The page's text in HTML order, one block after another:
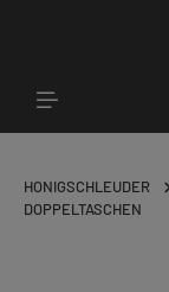
HONIGSCHLEUDER
DOPPELTASCHEN